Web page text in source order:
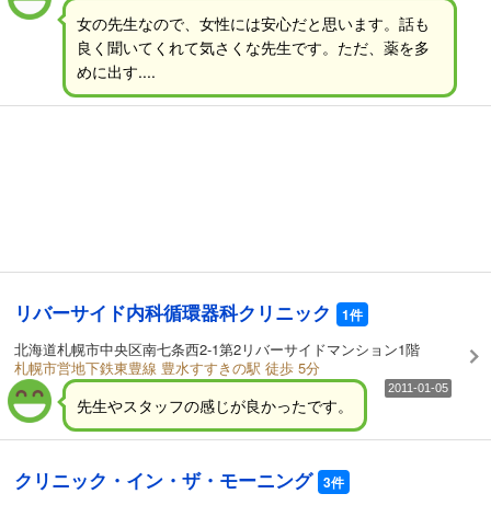
女の先生なので、女性には安心だと思います。話も
良く聞いてくれて気さくな先生です。ただ、薬を多
めに出す....
リバーサイド内科循環器科クリニック 1件
北海道札幌市中央区南七条西2-1第2リバーサイドマンション1階
札幌市営地下鉄東豊線 豊水すすきの駅 徒歩 5分
2011-01-05
先生やスタッフの感じが良かったです。
クリニック・イン・ザ・モーニング 3件